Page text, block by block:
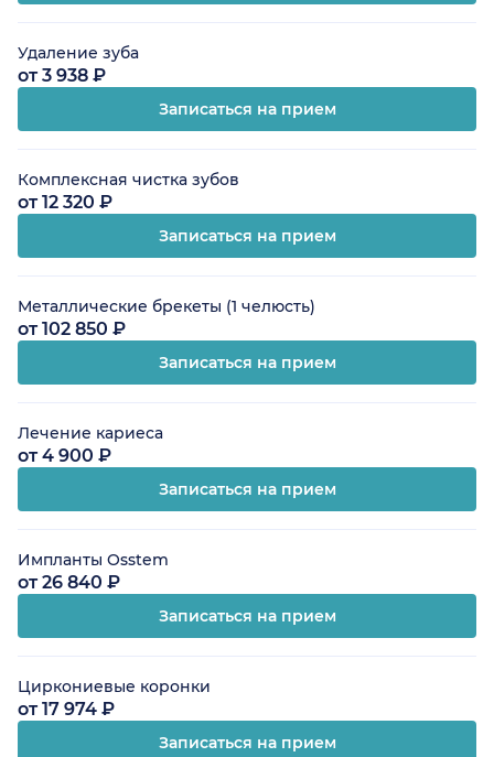
Удаление зуба
от 3 938 ₽
Записаться на прием
Комплексная чистка зубов
от 12 320 ₽
Записаться на прием
Металлические брекеты (1 челюсть)
от 102 850 ₽
Записаться на прием
Лечение кариеса
от 4 900 ₽
Записаться на прием
Импланты Osstem
от 26 840 ₽
Записаться на прием
Циркониевые коронки
от 17 974 ₽
Записаться на прием